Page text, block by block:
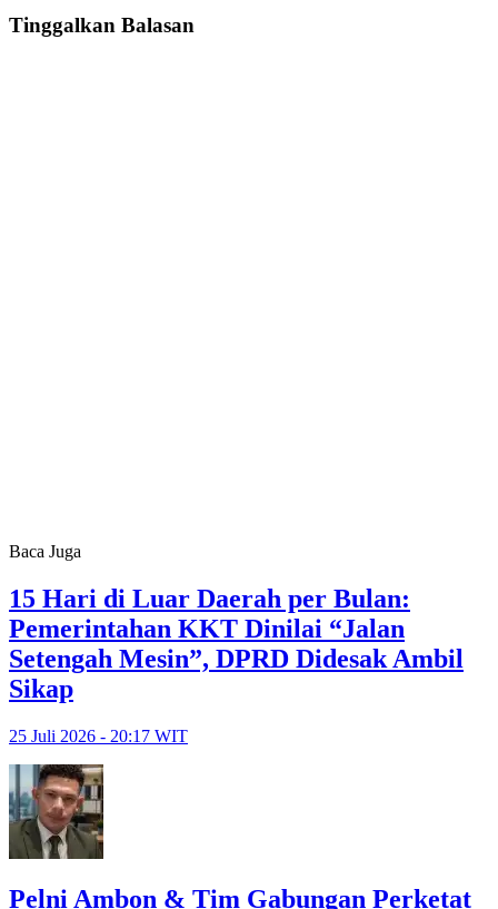
Tinggalkan Balasan
Baca Juga
15 Hari di Luar Daerah per Bulan:
Pemerintahan KKT Dinilai “Jalan
Setengah Mesin”, DPRD Didesak Ambil
Sikap
25 Juli 2026 - 20:17 WIT
Pelni Ambon & Tim Gabungan Perketat